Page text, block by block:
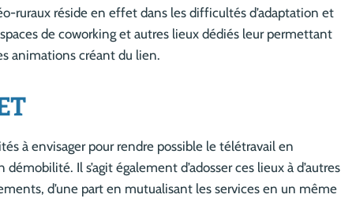
ruraux réside en effet dans les difficultés d’adaptation et
de coworking et autres lieux dédiés leur permettant
animations créant du lien.
à envisager pour rendre possible le télétravail en
Il s’agit également d’adosser ces lieux à d’autres
d’une part en mutualisant les services en un même